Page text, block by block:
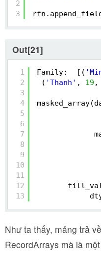
2
3
Out[21]
1
2
3
4
5
6
7
8
9
10
11
12
13
Family:  [(
( 'Thanh' , 19 ,
Như ta thấy, mảng trả
RecordArrays mà là